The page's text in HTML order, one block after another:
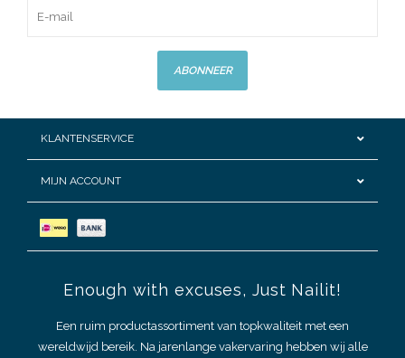
ABONNEER
KLANTENSERVICE
MIJN ACCOUNT
Enough with excuses, Just Nailit!
Een ruim productassortiment van topkwaliteit met een
wereldwijd bereik. Na jarenlange vakervaring hebben wij alle